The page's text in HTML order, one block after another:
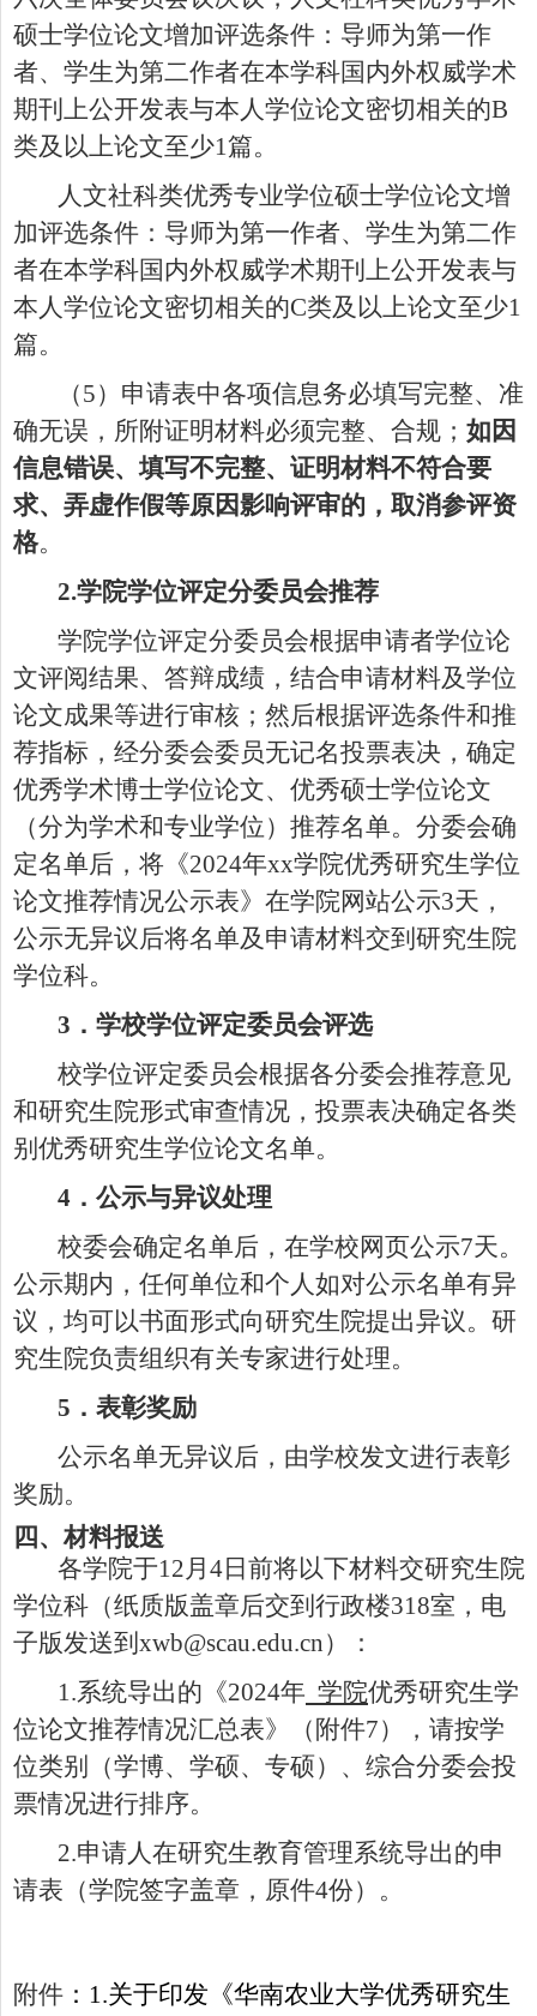
硕士学位论文增加评选条件：导师为第一作
者、学生为第二作者在本学科国内外权威学术
期刊上公开发表与本人学位论文密切相关的B
类及以上论文至少1篇。
人文社科类优秀专业学位硕士学位论文增
加评选条件：导师为第一作者、学生为第二作
者在本学科国内外权威学术期刊上公开发表与
本人学位论文密切相关的C类及以上论文至少1
篇。
（5）申请表中各项信息务必填写完整、准
确无误，所附证明材料必须完整、合规； 如因
信息错误、填写不完整、证明材料不符合要
求、 弄虚作假等原因影响评审的，取消参评资
格。
2.学院学位评定分委员会推荐
学院学位评定分委员会根据申请者学位论
文评阅结果、答辩成绩，结合申请材料及学位
论文成果等进行审核；然后根据评选条件和推
荐指标，经分委会委员无记名投票表决，确定
优秀学术博士学位论文、优秀硕士学位论文
（分为学术和专业学位）推荐名单。分委会确
定名单后，将《2024年xx学院优秀研究生学位
论文推荐情况公示表》在学院网站公示3天，
公示无异议后将名单及申请材料交到研究生院
学位科。
3 ． 学校学位评定委员会评选
校学位评定委员会根据各分委会推荐意见
和研究生院形式审查情况，投票表决确定各类
别 优秀研究生学位论文名单。
4 ．公示与异议处理
校委会确定名单后，在学校网页公示7天。
公示期内，任何单位和个人如对公示名单有异
议，均可以书面形式向研究生院提出异议。研
究生院负责组织有关专家进行处理。
5 ． 表彰奖励
公示名单无异议后，由学校发文进行表彰
奖励。
四、材料报送
各学院于12月 4日前将以下材料交研究生院
学位科 （纸质版盖章后交到行政楼318室，电
子版发送到 xwb@scau.edu.cn）：
1.系统导出的 《2024年 学院优秀研究生学
位论文推荐情况汇总表》（附件7），请按学
位类别（学博、学硕、专硕）、 综合分委会投
票情况进行排序。
2.申请人在研究生教育管理系统导出的申
请表（学院签字盖章，原件4份） 。
附件 ： 1.关于印发《华南农业大学优秀研究生